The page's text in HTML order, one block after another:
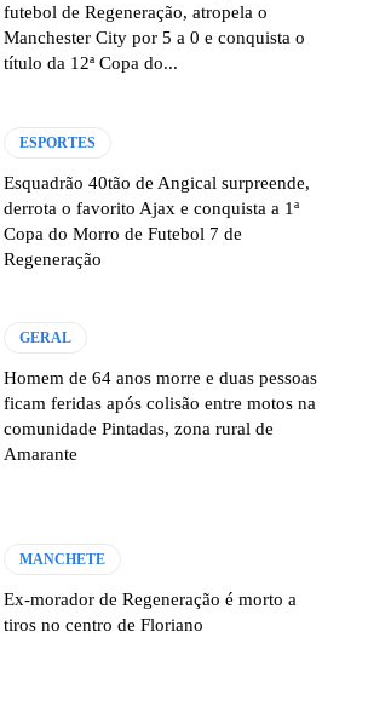
futebol de Regeneração, atropela o
Manchester City por 5 a 0 e conquista o
título da 12ª Copa do...
ESPORTES
Esquadrão 40tão de Angical surpreende,
derrota o favorito Ajax e conquista a 1ª
Copa do Morro de Futebol 7 de
Regeneração
GERAL
Homem de 64 anos morre e duas pessoas
ficam feridas após colisão entre motos na
comunidade Pintadas, zona rural de
Amarante
MANCHETE
Ex-morador de Regeneração é morto a
tiros no centro de Floriano